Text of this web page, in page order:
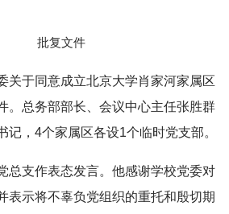
批复文件
关于同意成立北京大学肖家河家属区
。总务部部长、会议中心主任张胜群
记，4个家属区各设1个临时党支部。
总支作表态发言。他感谢学校党委对
表示将不辜负党组织的重托和殷切期